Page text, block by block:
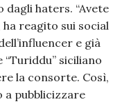
dagli haters. “Avete
reagito sui social
e già
siciliano
la consorte. Così,
a pubblicizzare